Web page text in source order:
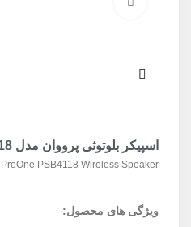
اسپیکر بلوتوثی پرووان مدل PSB4118
ProOne PSB4118 Wireless Speaker
ویژگی های محصول: